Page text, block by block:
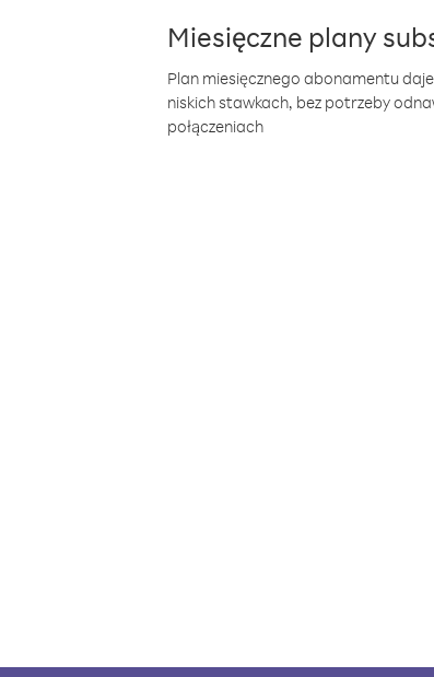
Miesięczne plany
Plan miesięcznego abonamentu
niskich stawkach, bez potrzeby
połączeniach